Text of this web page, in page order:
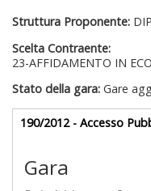
Struttura Proponente:
Scelta Contraente:
23-AFFIDAMENTO IN
Stato della gara: Gare
Gare
190/2012 - Accesso
Gara